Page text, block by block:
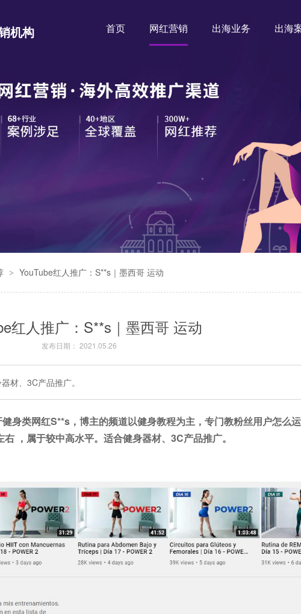
机构 首页 网红营销 出海业务 出海
> YouTube红人推广：S**s｜墨西哥 运动
红人推广：S**s｜墨西哥 运动
发布日期： 2021.05.26
材、3C产品推广。
身类网红S**s，博主的频道以健身教程为主，专门教粉丝用户怎么
右 ，属于较中高水平。适合健身器材、3C产品推广。